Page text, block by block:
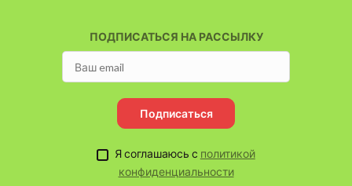
ПОДПИСАТЬСЯ НА РАССЫЛКУ
Подписаться
Я соглашаюсь с политикой
конфиденциальности